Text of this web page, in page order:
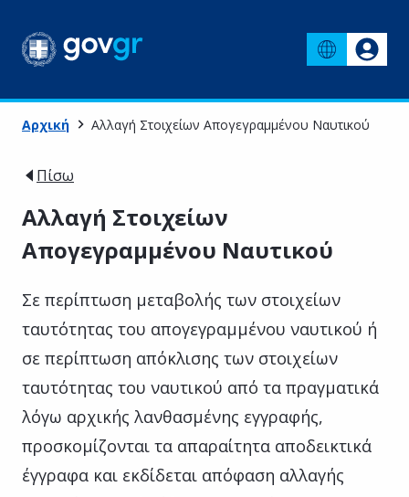
Αρχική Αλλαγή Στοιχείων Απογεγραμμένου Ναυτικού
Πίσω
Αλλαγή Στοιχείων
Απογεγραμμένου Ναυτικού
Σε περίπτωση μεταβολής των στοιχείων
ταυτότητας του απογεγραμμένου ναυτικού ή
σε περίπτωση απόκλισης των στοιχείων
ταυτότητας του ναυτικού από τα πραγματικά
λόγω αρχικής λανθασμένης εγγραφής,
προσκομίζονται τα απαραίτητα αποδεικτικά
έγγραφα και εκδίδεται απόφαση αλλαγής